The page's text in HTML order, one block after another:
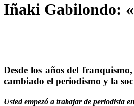
Iñaki Gabilondo:
Desde los años del
cambiado el periodismo y la
Usted empezó a trabajar de periodista